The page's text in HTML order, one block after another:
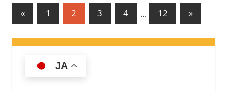
投
の
«前
の
記
1 2 3 4 … 12
次
の
記
»
JA